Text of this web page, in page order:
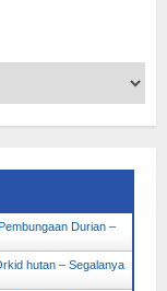
Durian –
hutan – Segalanya